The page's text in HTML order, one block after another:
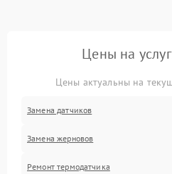
Цены на
Цены актуальны на
Замена датчиков
Замена жерновов
Ремонт термодатчика